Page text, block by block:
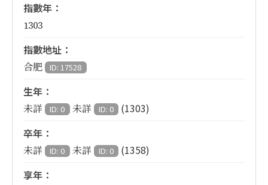
指數年：
1303
指數地址：
合肥 ID: 17528
生年：
未詳 ID: 0 未詳 ID: 0
(1303)
卒年：
未詳 ID: 0 未詳 ID: 0
(1358)
享年：